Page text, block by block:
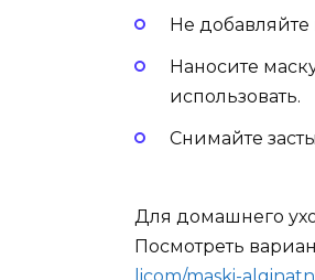
Не добавляйте
Наносите
использовать.
Снимайте
Для домашнего
Посмотреть
licom/maski-